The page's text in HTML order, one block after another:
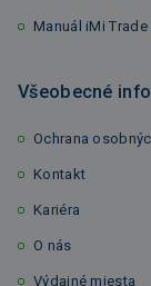
Manuál iMi
Všeobecné
Ochrana
Kontakt
Kariéra
O nás
Výdajné miesta